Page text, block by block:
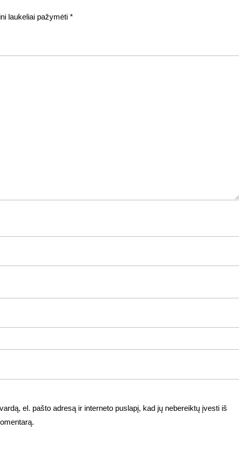
laukeliai pažymėti *
el. pašto adresą ir interneto puslapį, kad jų nebereiktų įvesti iš